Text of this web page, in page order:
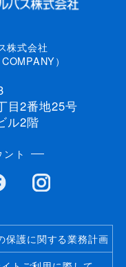
株式会社
）
目2番地25号
ル2階
ト
保護に関する業務計画